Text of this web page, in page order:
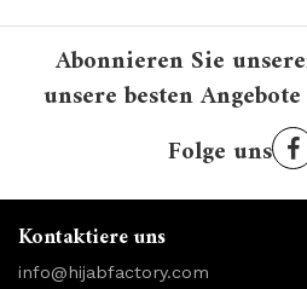
Abonnieren Sie
unsere besten
Folge uns
Kontaktiere uns
info@hijabfactory.com